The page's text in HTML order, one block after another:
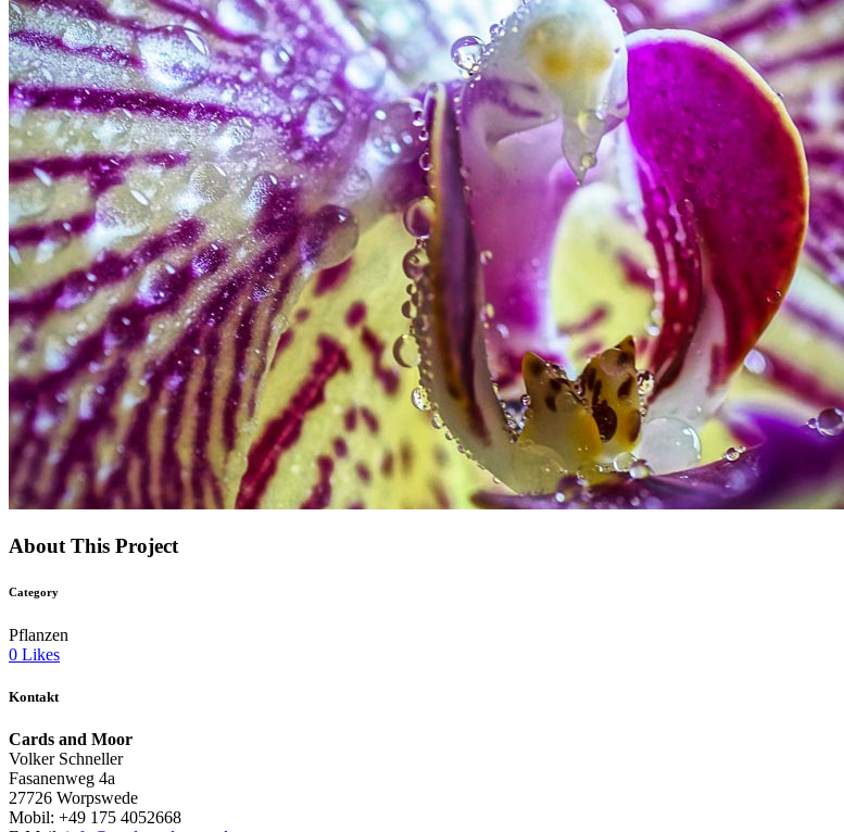
About This Project
Category
Pflanzen
0 Likes
Kontakt
Cards and Moor
Volker Schneller
Fasanenweg 4a
27726 Worpswede
Mobil: +49 175 4052668